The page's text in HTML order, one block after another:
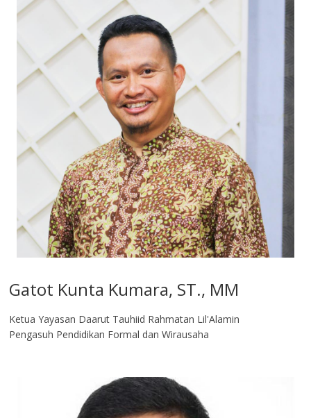
Gatot Kunta Kumara, ST., MM
Ketua Yayasan Daarut Tauhiid Rahmatan Lil'Alamin
Pengasuh Pendidikan Formal dan Wirausaha